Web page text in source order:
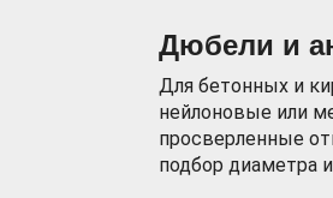
Дюбели и
Для бетонных и
нейлоновые или
просверленные
подбор диаметра